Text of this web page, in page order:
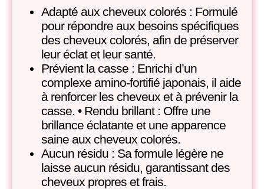
Adapté aux cheveux colorés : Formulé
pour répondre aux besoins spécifiques
des cheveux colorés, afin de préserver
leur éclat et leur santé.
Prévient la casse : Enrichi d’un
complexe amino-fortifié japonais, il aide
à renforcer les cheveux et à prévenir la
casse. • Rendu brillant : Offre une
brillance éclatante et une apparence
saine aux cheveux colorés.
Aucun résidu : Sa formule légère ne
laisse aucun résidu, garantissant des
cheveux propres et frais.